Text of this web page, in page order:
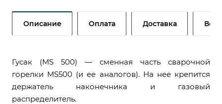
Описание Оплата Доставка
Гусак (MS 500) — сменная часть сварочной
горелки MS500 (и ее аналогов). На нее крепится
держатель наконечника и газовый
распределитель.